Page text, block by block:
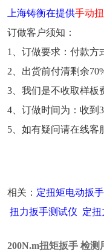
上海铸衡在提供手动
订做客户须知：
1、订做要求：付款方
2、出货前付清剩余
3、我们是不收取样板
4、订做时间为：收到
5、如有疑问请在线客
相关： 定扭矩电动扳手
扭力扳手测试仪 定扭
200N.m扭矩扳手 检测